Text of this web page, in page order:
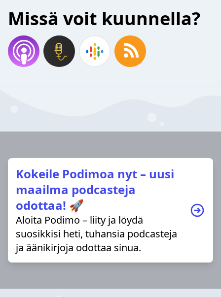
Missä voit kuunnella?
Kokeile Podimoa nyt – uusi
maailma podcasteja
odottaa! 🚀
Aloita Podimo – liity ja löydä
suosikkisi heti, tuhansia podcasteja
ja äänikirjoja odottaa sinua.